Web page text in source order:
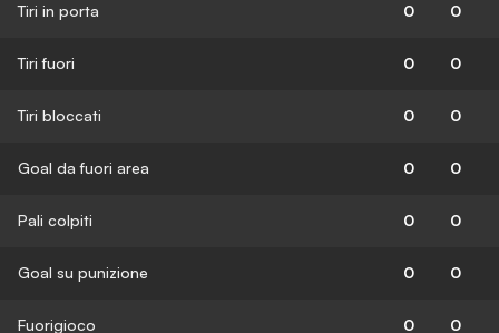
Tiri in porta 0 0
Tiri fuori 0 0
Tiri bloccati 0 0
Goal da fuori area 0 0
Pali colpiti 0 0
Goal su punizione 0 0
Fuorigioco 0 0